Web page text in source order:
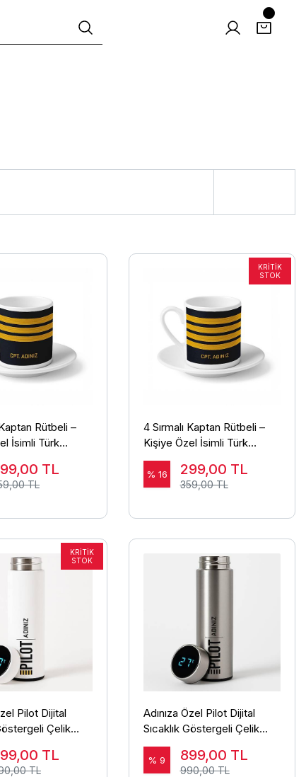
Kaptan Rütbeli –
İsimli Türk
TL
TL
4 Sırmalı Kaptan Rütbeli –
Kişiye Özel İsimli Türk
Kahvesi Fincanı
% 16 299,00 TL
359,00 TL
Pilot Dijital
Çelik
- 450 ml
TL
TL
Adınıza Özel Pilot Dijital
Sıcaklık Göstergeli Çelik
Termos Gümüş - 450 ml
% 9 899,00 TL
990,00 TL